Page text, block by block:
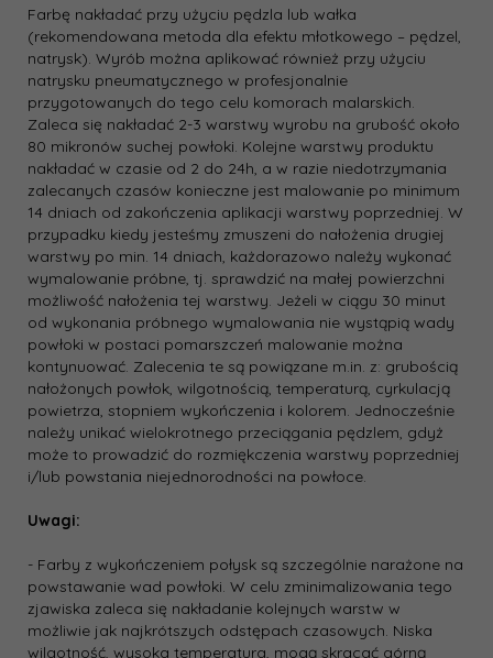
Farbę nakładać przy użyciu pędzla lub wałka
(rekomendowana metoda dla efektu młotkowego – pędzel,
natrysk). Wyrób można aplikować również przy użyciu
natrysku pneumatycznego w profesjonalnie
przygotowanych do tego celu komorach malarskich.
Zaleca się nakładać 2-3 warstwy wyrobu na grubość około
80 mikronów suchej powłoki. Kolejne warstwy produktu
nakładać w czasie od 2 do 24h, a w razie niedotrzymania
zalecanych czasów konieczne jest malowanie po minimum
14 dniach od zakończenia aplikacji warstwy poprzedniej. W
przypadku kiedy jesteśmy zmuszeni do nałożenia drugiej
warstwy po min. 14 dniach, każdorazowo należy wykonać
wymalowanie próbne, tj. sprawdzić na małej powierzchni
możliwość nałożenia tej warstwy. Jeżeli w ciągu 30 minut
od wykonania próbnego wymalowania nie wystąpią wady
powłoki w postaci pomarszczeń malowanie można
kontynuować. Zalecenia te są powiązane m.in. z: grubością
nałożonych powłok, wilgotnością, temperaturą, cyrkulacją
powietrza, stopniem wykończenia i kolorem. Jednocześnie
należy unikać wielokrotnego przeciągania pędzlem, gdyż
może to prowadzić do rozmiękczenia warstwy poprzedniej
i/lub powstania niejednorodności na powłoce.
Uwagi:
- Farby z wykończeniem połysk są szczególnie narażone na
powstawanie wad powłoki. W celu zminimalizowania tego
zjawiska zaleca się nakładanie kolejnych warstw w
możliwie jak najkrótszych odstępach czasowych. Niska
wilgotność, wysoka temperatura, mogą skracać górną